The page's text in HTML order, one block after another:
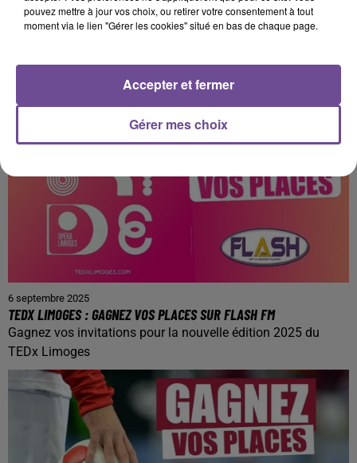
LH / Dunkerque au Palais des Sports de...
6 septembre 2025
TEDX LIMOGES : GAGNEZ VOS PLACES SUR FLASH FM
Gagnez vos invitations pour la nouvelle édition 2025 du
TEDx Limoges
pouvez mettre à jour vos choix, ou retirer votre consentement à tout
moment via le lien "Gérer les cookies" situé en bas de chaque page.
Gérer mes choix
Accepter et fermer